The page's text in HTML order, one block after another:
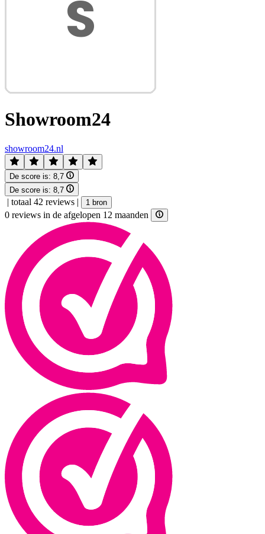
Showroom24
showroom24.nl
De score is: 8,7
De score is: 8,7
| totaal 42 reviews | 1 bron
0 reviews in de afgelopen 12 maanden